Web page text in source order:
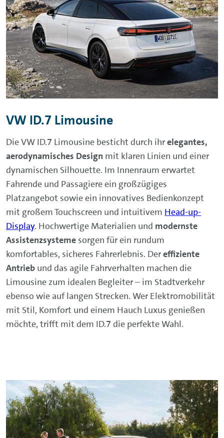
VW ID.7 Limousine
Die VW ID.7 Limousine besticht durch ihrelegantes,
aerodynamisches Design mit klaren Linien und einer
dynamischen Silhouette. Im Innenraum erwartet
Fahrende und Passagiere ein großzügiges
Platzangebot sowie ein innovatives Bedienkonzept
mit großem Touchscreen und intuitivem Head-up-
Display. Hochwertige Materialien und modernste
Assistenzsysteme sorgen für ein rundum
komfortables, sicheres Fahrerlebnis. Dereffiziente
Antrieb und das agile Fahrverhalten machen die
Limousine zum idealen Begleiter – im Stadtverkehr
ebenso wie auf langen Strecken. Wer Elektromobilität
mit Stil, Komfort und einem Hauch Luxus genießen
möchte, trifft mit dem ID.7 die perfekte Wahl.